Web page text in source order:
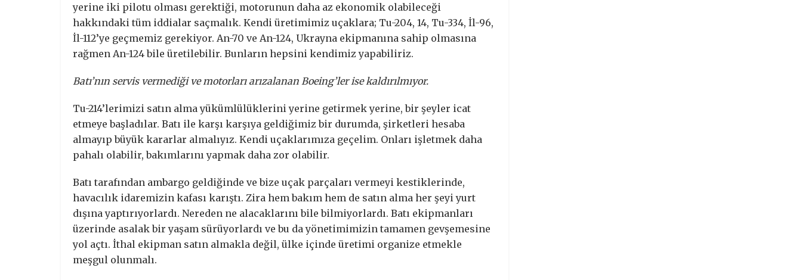
yerine iki pilotu olması gerektiği, motorunun daha az ekonomik olabileceği
hakkındaki tüm iddialar saçmalık. Kendi üretimimiz uçaklara; Tu-204, 14, Tu-334, İl-96,
İl-112’ye geçmemiz gerekiyor. An-70 ve An-124, Ukrayna ekipmanına sahip olmasına
rağmen An-124 bile üretilebilir. Bunların hepsini kendimiz yapabiliriz.
Batı’nın servis vermediği ve motorları arızalanan Boeing’ler ise kaldırılmıyor.
Tu-214’lerimizi satın alma yükümlülüklerini yerine getirmek yerine, bir şeyler icat
etmeye başladılar. Batı ile karşı karşıya geldiğimiz bir durumda, şirketleri hesaba
almayıp büyük kararlar almalıyız. Kendi uçaklarımıza geçelim. Onları işletmek daha
pahalı olabilir, bakımlarını yapmak daha zor olabilir.
Batı tarafından ambargo geldiğinde ve bize uçak parçaları vermeyi kestiklerinde,
havacılık idaremizin kafası karıştı. Zira hem bakım hem de satın alma her şeyi yurt
dışına yaptırıyorlardı. Nereden ne alacaklarını bile bilmiyorlardı. Batı ekipmanları
üzerinde asalak bir yaşam sürüyorlardı ve bu da yönetimimizin tamamen gevşemesine
yol açtı. İthal ekipman satın almakla değil, ülke içinde üretimi organize etmekle
meşgul olunmalı.